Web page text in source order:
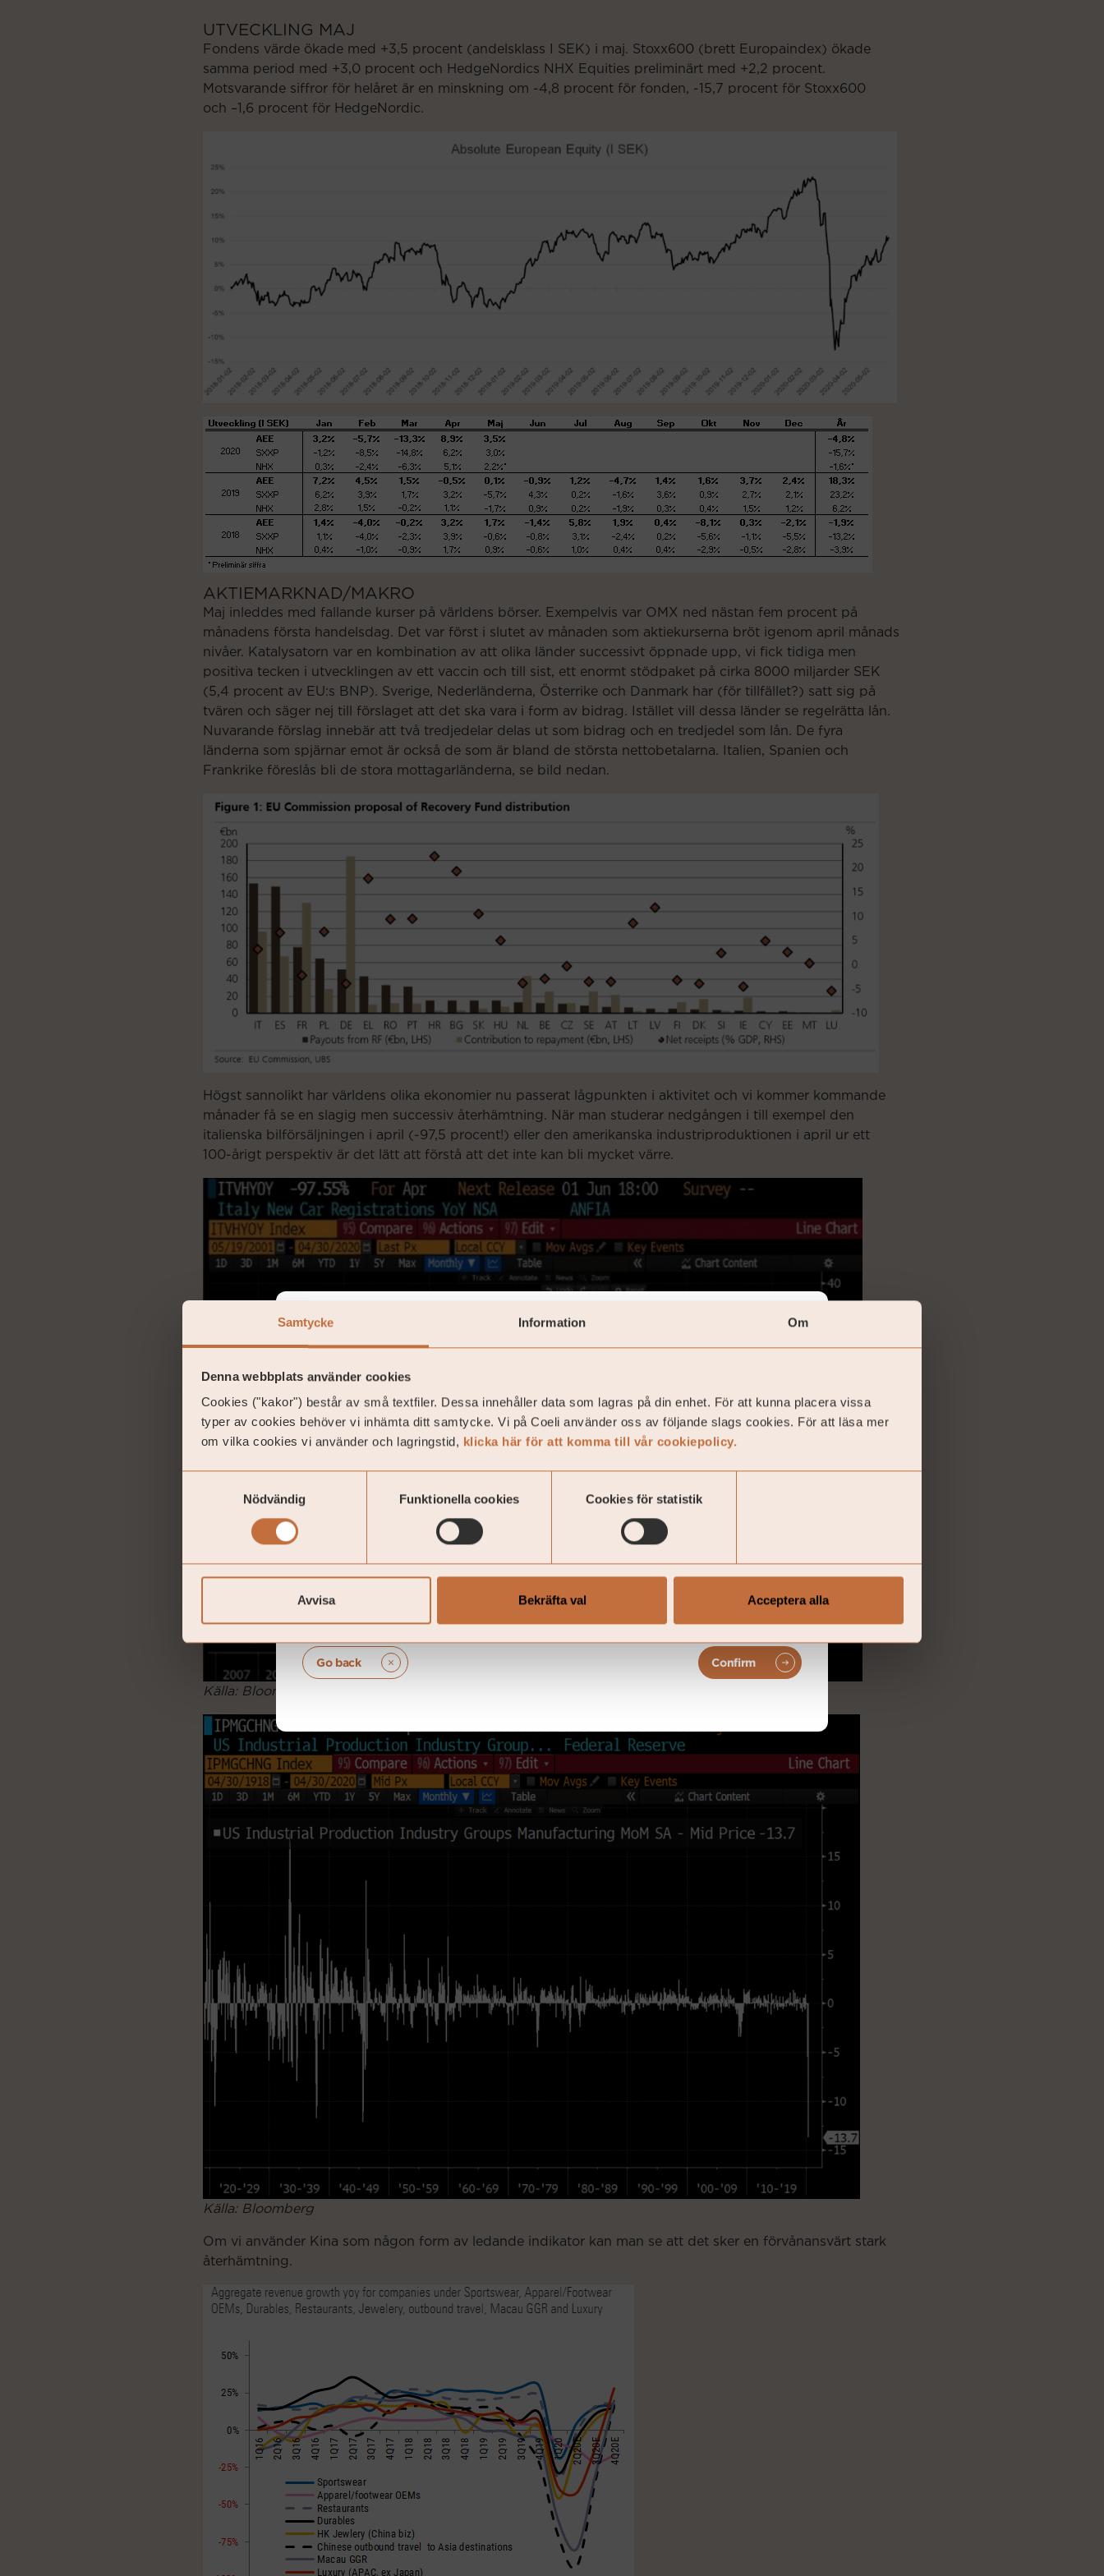
Samtycke Information Om
Denna webbplats använder cookies
Cookies ("kakor") består av små textfiler. Dessa innehåller data som lagras på din enhet. För att kunna placera vissa
typer av cookies behöver vi inhämta ditt samtycke. Vi på Coeli använder oss av följande slags cookies. För att läsa mer
om vilka cookies vi använder och lagringstid, klicka här för att komma till vår cookiepolicy.
Nödvändig
Funktionella cookies Cookies för statistik
Avvisa Bekräfta val Acceptera alla
UTVECKLING MAJ
Fondens värde ökade med +3,5 procent (andelsklass I SEK) i maj. Stoxx600 (brett Europaindex) ökade
samma period med +3,0 procent och HedgeNordics NHX Equities preliminärt med +2,2 procent.
Motsvarande siffror för helåret är en minskning om -4,8 procent för fonden, -15,7 procent för Stoxx600
och –1,6 procent för HedgeNordic.
AKTIEMARKNAD/MAKRO
Maj inleddes med fallande kurser på världens börser. Exempelvis var OMX ned nästan fem procent på
månadens första handelsdag. Det var först i slutet av månaden som aktiekurserna bröt igenom april månads
nivåer. Katalysatorn var en kombination av att olika länder successivt öppnade upp, vi fick tidiga men
positiva tecken i utvecklingen av ett vaccin och till sist, ett enormt stödpaket på cirka 8000 miljarder SEK
(5,4 procent av EU:s BNP). Sverige, Nederländerna, Österrike och Danmark har (för tillfället?) satt sig på
tvären och säger nej till förslaget att det ska vara i form av bidrag. Istället vill dessa länder se regelrätta lån.
Nuvarande förslag innebär att två tredjedelar delas ut som bidrag och en tredjedel som lån. De fyra
länderna som spjärnar emot är också de som är bland de största nettobetalarna. Italien, Spanien och
Frankrike föreslås bli de stora mottagarländerna, se bild nedan.
Högst sannolikt har världens olika ekonomier nu passerat lågpunkten i aktivitet och vi kommer kommande
månader få se en slagig men successiv återhämtning. När man studerar nedgången i till exempel den
italienska bilförsäljningen i april (-97,5 procent!) eller den amerikanska industriproduktionen i april ur ett
100-årigt perspektiv är det lätt att förstå att det inte kan bli mycket värre.
Källa: Bloomberg
Källa: Bloomberg
Om vi använder Kina som någon form av ledande indikator kan man se att det sker en förvånansvärt stark
återhämtning.
Coeli may, pursuant to law, market one or multiple funds in several
jurisdictions. By choosing an option in the list below, you confirm that
you belong to one of these.
Go back Confirm